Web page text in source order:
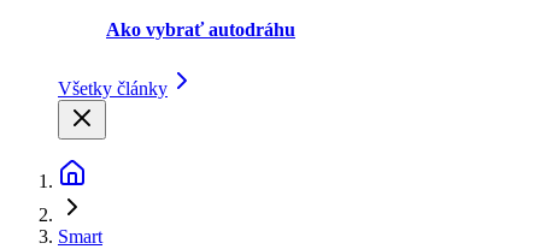
Ako vybrať autodráhu
Všetky články
Smart